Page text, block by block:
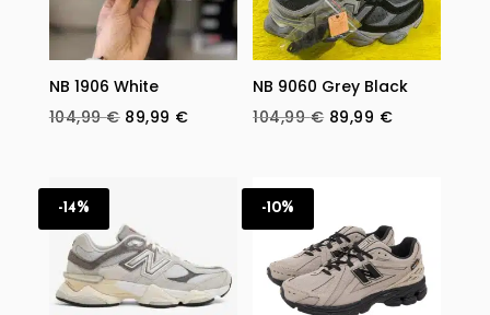
NB 1906 White
104,99€ Original
89,99 €Current
NB 9060 Grey Black
104,99€ Original
89,99 €Current
-14% -10%